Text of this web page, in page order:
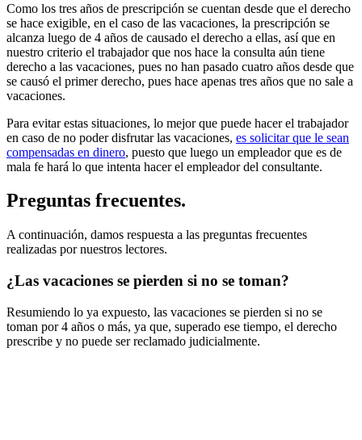
Como los tres años de prescripción se cuentan desde que el derecho
se hace exigible, en el caso de las vacaciones, la prescripción se
alcanza luego de 4 años de causado el derecho a ellas, así que en
nuestro criterio el trabajador que nos hace la consulta aún tiene
derecho a las vacaciones, pues no han pasado cuatro años desde que
se causó el primer derecho, pues hace apenas tres años que no sale a
vacaciones.
Para evitar estas situaciones, lo mejor que puede hacer el trabajador
en caso de no poder disfrutar las vacaciones, es solicitar que le sean
compensadas en dinero, puesto que luego un empleador que es de
mala fe hará lo que intenta hacer el empleador del consultante.
Preguntas frecuentes.
A continuación, damos respuesta a las preguntas frecuentes
realizadas por nuestros lectores.
¿Las vacaciones se pierden si no se toman?
Resumiendo lo ya expuesto, las vacaciones se pierden si no se
toman por 4 años o más, ya que, superado ese tiempo, el derecho
prescribe y no puede ser reclamado judicialmente.